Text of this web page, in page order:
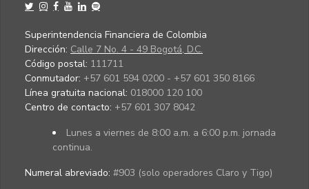
Superintendencia Financiera de Colombia
Dirección: Calle 7 No. 4 - 49 Bogotá, D.C.
Código postal: 111711
Conmutador: +57 601 594 0200 - +57 601 350 8166
Línea gratuita nacional: 018000 120 100
Centro de contacto: +57 601 307 8042
Lunes a viernes de 8:00 a.m. a 6:00 p.m. jornada
continua.
Numeral abreviado: #903 (solo operadores Claro y Tigo)